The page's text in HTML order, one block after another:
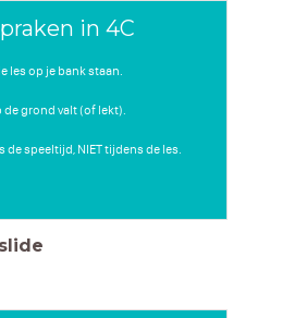
in 4C
les op je bank staan.
grond valt (of lekt).
speeltijd, NIET tijdens de les.